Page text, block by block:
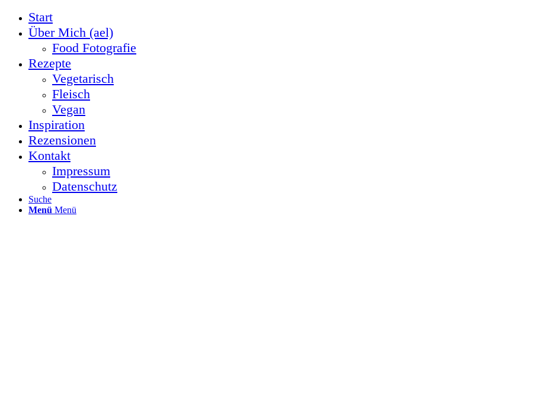
Start
Über Mich (ael)
Food Fotografie
Rezepte
Vegetarisch
Fleisch
Vegan
Inspiration
Rezensionen
Kontakt
Impressum
Datenschutz
Suche
Menü Menü